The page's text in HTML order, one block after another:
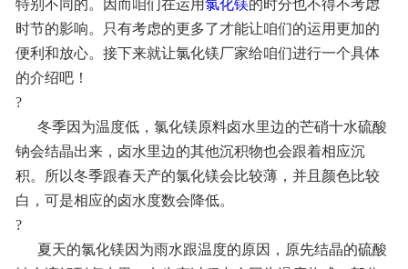
常见问题
特别不同的。因而咱们在运用氯化镁的时分也不得不考虑
时节的影响。只有考虑的更多了才能让咱们的运用更加的
便利和放心。接下来就让氯化镁厂家给咱们进行一个具体
的介绍吧！
?
冬季因为温度低，氯化镁原料卤水里边的芒硝十水硫酸
钠会结晶出来，卤水里边的其他沉积物也会跟着相应沉
积。所以冬季跟春天产的氯化镁会比较薄，并且颜色比较
白，可是相应的卤水度数会降低。
?
夏天的氯化镁因为雨水跟温度的原因，原先结晶的硫酸